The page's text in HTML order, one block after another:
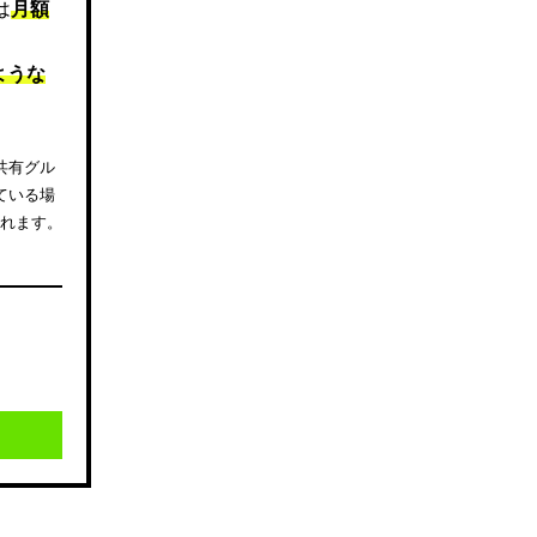
月額
うな
有グル
いる場
ます。